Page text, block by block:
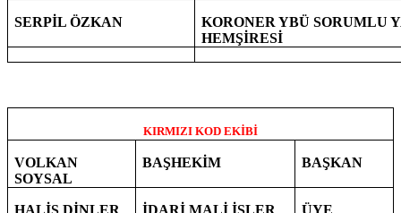
SERPİL ÖZKAN
KORONER YBÜ SORUMLU
HEMŞİRESİ
KIRMIZI KOD EKİBİ
VOLKAN
SOYSAL
BAŞHEKİM BAŞKAN